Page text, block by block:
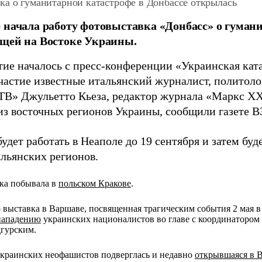
работу фотовыставка «Донбасс» о
на Востоке Украины.
началось с пресс-конференции «Украинская
известные итальянский журналист,
Джульетто Кьеза, редактор журнала «Маркс
восточных регионов Украины, сообщили газете
работать в Неаполе до 19 сентября и затем
регионов.
побывала в польском Кракове.
в Варшаве, посвященная трагическим события 2 мая
украинских националистов во главе с
неофашистов подверглась и недавно открывшаяся в